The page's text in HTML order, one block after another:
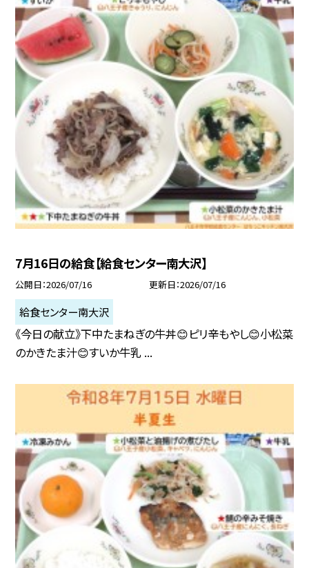
7月16日の給食【給食センター南大沢】
公開日 2026/07/16 更新日 2026/07/16
給食センター南大沢
《今日の献立》下中たまねぎの牛丼😊ピリ辛もやし😊小松菜
のかきたま汁😊すいか牛乳 ...